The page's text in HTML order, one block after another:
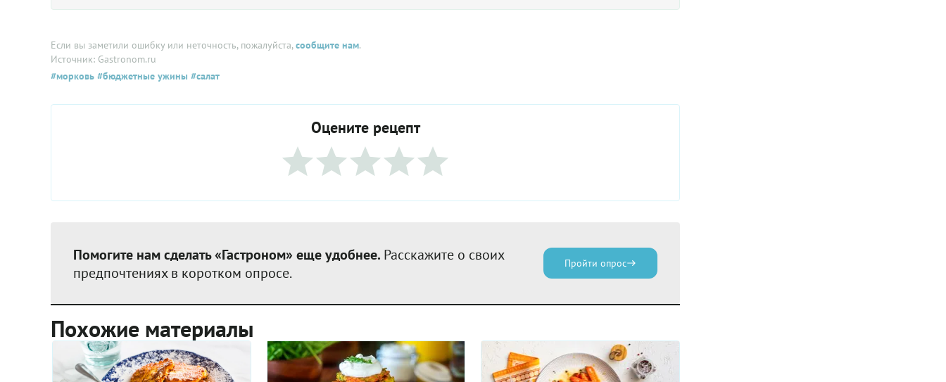
Если вы заметили ошибку или неточность, пожалуйста,сообщите нам.
Источник: Gastronom.ru
#морковь #бюджетные ужины #салат
Оцените рецепт
Помогите нам сделать «Гастроном» еще удобнее. Расскажите о своих
предпочтениях в коротком опросе.
Пройти опрос
Похожие материалы